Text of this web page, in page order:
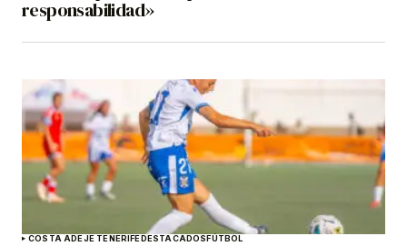
responsabilidad»
COSTA ADEJE TENERIFEDESTACADOSFÚTBOL